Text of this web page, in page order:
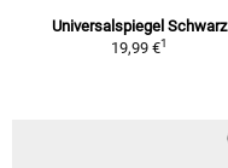
Universalspiegel Schwarz
19,99 €1